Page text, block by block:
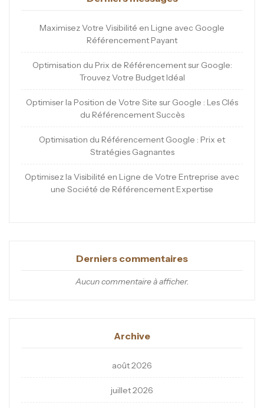
Maximisez Votre Visibilité en Ligne avec Google
Référencement Payant
Optimisation du Prix de Référencement sur Google:
Trouvez Votre Budget Idéal
Optimiser la Position de Votre Site sur Google : Les Clés
du Référencement Succès
Optimisation du Référencement Google : Prix et
Stratégies Gagnantes
Optimisez la Visibilité en Ligne de Votre Entreprise avec
une Société de Référencement Expertise
Derniers commentaires
Aucun commentaire à afficher.
Archive
août 2026
juillet 2026